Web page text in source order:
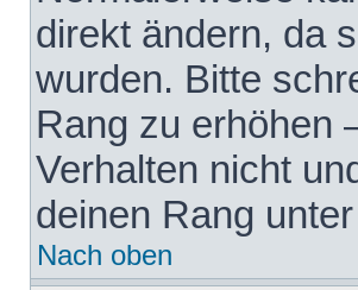
direkt ändern, da
wurden. Bitte
Rang zu erhöhen
Verhalten nicht
deinen Rang
Nach oben